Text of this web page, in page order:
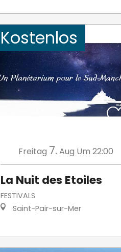
Kostenlos
Freitag 7. Aug Um 22:00
La Nuit des Etoiles
FESTIVALS
Saint-Pair-sur-Mer